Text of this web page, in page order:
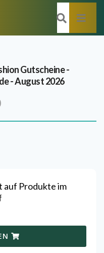
Gutscheine -
- August 2026
auf Produkte im